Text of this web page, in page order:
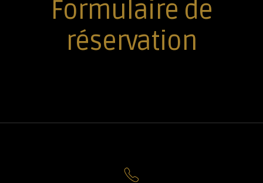
Formulaire de
réservation